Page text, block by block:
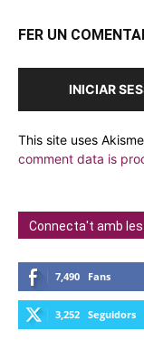
FER UN
INICIAR
This site uses
comment data is
Connecta't amb
7,490 Fans
3,252 Seguidors